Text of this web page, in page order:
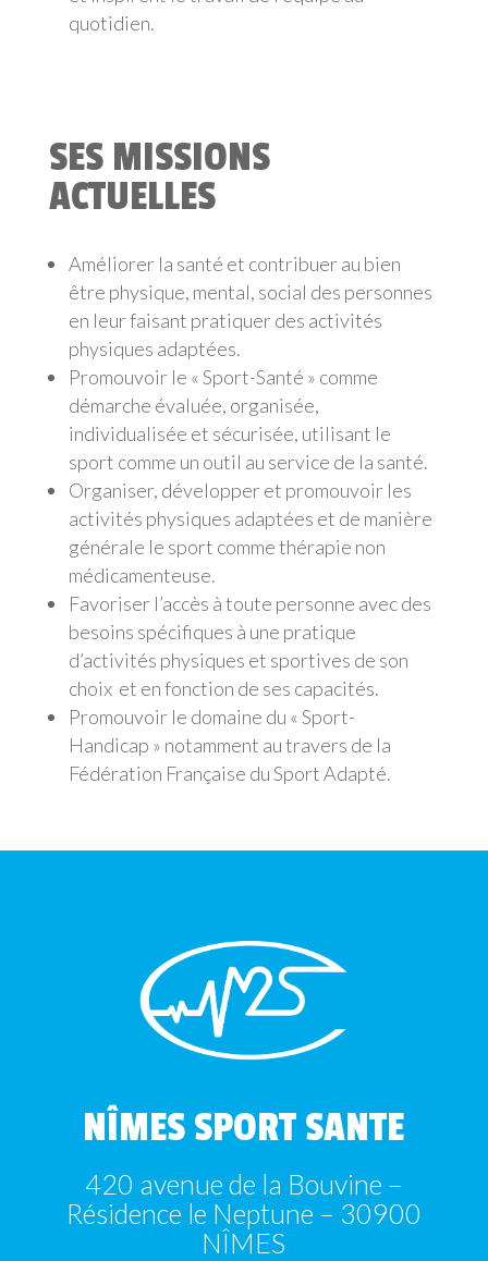
quotidien.
SES MISSIONS
ACTUELLES
Améliorer la santé et contribuer au bien
être physique, mental, social des personnes
en leur faisant pratiquer des activités
physiques adaptées.
Promouvoir le « Sport-Santé » comme
démarche évaluée, organisée,
individualisée et sécurisée, utilisant le
sport comme un outil au service de la santé.
Organiser, développer et promouvoir les
activités physiques adaptées et de manière
générale le sport comme thérapie non
médicamenteuse.
Favoriser l’accès à toute personne avec des
besoins spécifiques à une pratique
d’activités physiques et sportives de son
choix et en fonction de ses capacités.
Promouvoir le domaine du « Sport-
Handicap » notamment au travers de la
Fédération Française du Sport Adapté.
NÎMES SPORT SANTE
420 avenue de la Bouvine –
Résidence le Neptune – 30900
NÎMES